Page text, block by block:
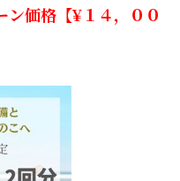
ン価格【¥１４，００